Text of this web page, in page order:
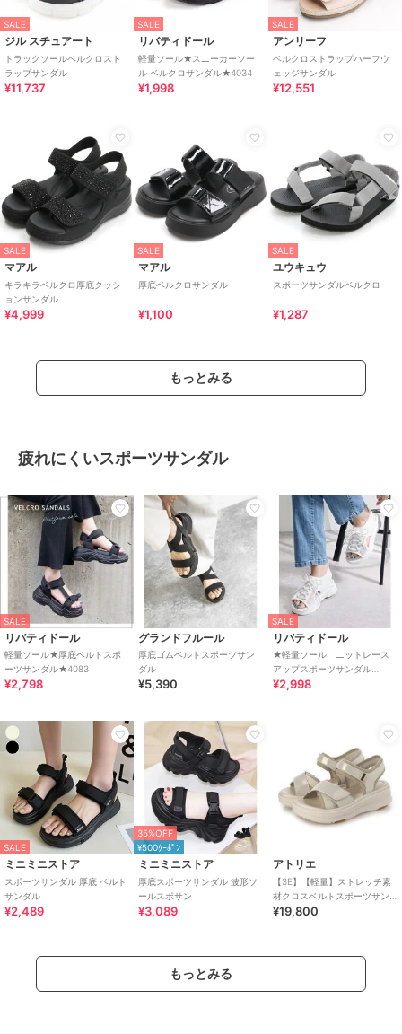
SALE
ジル スチュアート
トラックソールベルクロスト
ラップサンダル
¥11,737
SALE
リバティドール
軽量ソール★スニーカーソー
ル ベルクロサンダル★4034
¥1,998
SALE
アンリーフ
ベルクロストラップハーフウ
ェッジサンダル
¥12,551
SALE
マアル
キラキラベルクロ厚底クッシ
ョンサンダル
¥4,999
SALE
マアル
厚底ベルクロサンダル
¥1,100
SALE
ユウキュウ
スポーツサンダルベルクロ
¥1,287
もっとみる
疲れにくいスポーツサンダル
SALE
リバティドール
軽量ソール★厚底ベルトスポ
ーツサンダル★4083
¥2,798
グランドフルール
厚底ゴムベルトスポーツサン
ダル
¥5,390
SALE
リバティドール
★軽量ソール ニットレース
アップスポーツサンダル
★4186
¥2,998
SALE
ミニミニストア
スポーツサンダル 厚底 ベルト
サンダル
¥2,489
35%OFF
¥500ｸｰﾎﾟﾝ
ミニミニストア
厚底スポーツサンダル 波形ソ
ールスポサン
¥3,089
アトリエ
【3E】【軽量】ストレッチ素
材クロスベルトスポーツサン
ダル
¥19,800
もっとみる